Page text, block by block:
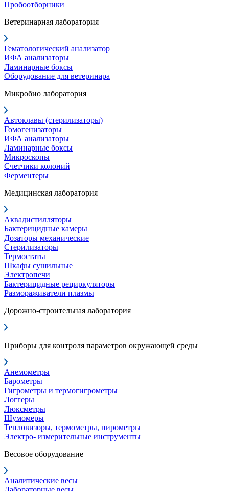
Пробоотборники
Ветеринарная лаборатория
Гематологический анализатор
ИФА анализаторы
Ламинарные боксы
Оборудование для ветеринара
Микробио лаборатория
Автоклавы (стерилизаторы)
Гомогенизаторы
ИФА анализаторы
Ламинарные боксы
Микроскопы
Счетчики колоний
Ферментеры
Медицинская лаборатория
Аквадистилляторы
Бактерицидные камеры
Дозаторы механические
Стерилизаторы
Термостаты
Шкафы сушильные
Электропечи
Бактерицидные рециркуляторы
Размораживатели плазмы
Дорожно-строительная лаборатория
Приборы для контроля параметров окружающей среды
Анемометры
Барометры
Гигрометры и термогигрометры
Логгеры
Люксметры
Шумомеры
Тепловизоры, термометры, пирометры
Электро- измерительные инструменты
Весовое оборудование
Аналитические весы